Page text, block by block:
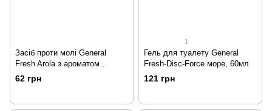
Засіб проти молі General
Fresh Arola з ароматом
Лаванди 2 шт
62 грн
1
Гель для туалету General
Fresh-Disc-Force море, 60мл
121 грн